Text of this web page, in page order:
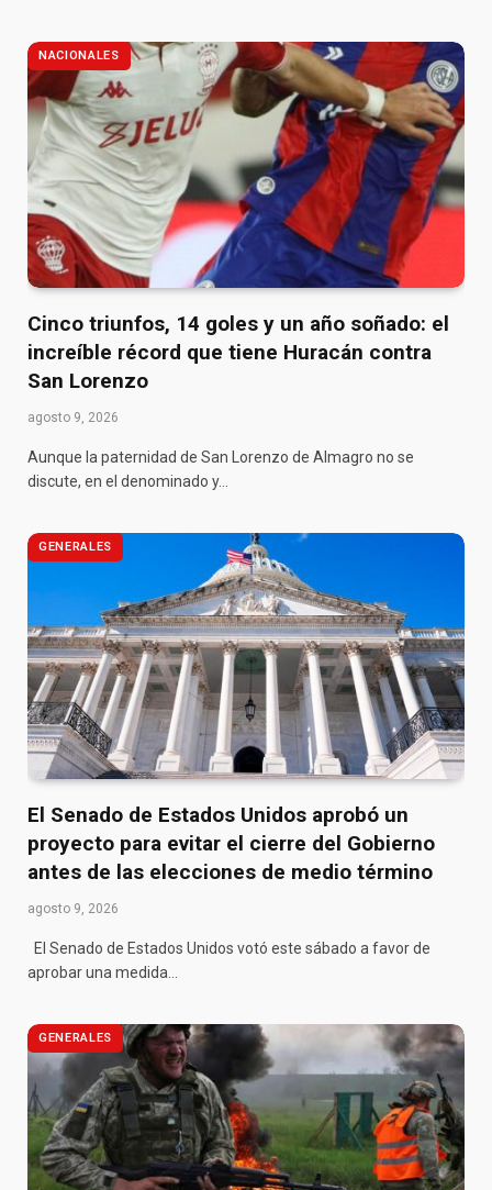
NACIONALES
Cinco triunfos, 14 goles y un año soñado: el
increíble récord que tiene Huracán contra
San Lorenzo
agosto 9, 2026
Aunque la paternidad de San Lorenzo de Almagro no se
discute, en el denominado y…
GENERALES
El Senado de Estados Unidos aprobó un
proyecto para evitar el cierre del Gobierno
antes de las elecciones de medio término
agosto 9, 2026
El Senado de Estados Unidos votó este sábado a favor de
aprobar una medida…
GENERALES